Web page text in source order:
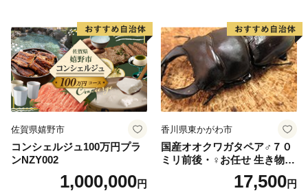
佐賀県嬉野市
コンシェルジュ100万円プラ
ンNZY002
1,000,000円
香川県東かがわ市
国産オオクワガタペア♂７０
ミリ前後・♀お任せ 生き物生
17,500円